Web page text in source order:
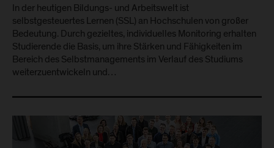
In der heutigen Bildungs- und Arbeitswelt ist
selbstgesteuertes Lernen (SSL) an Hochschulen von großer
Bedeutung. Durch gezieltes, individuelles Monitoring erhalten
Studierende die Basis, um ihre Stärken und Fähigkeiten im
Bereich des Selbstmanagements im Verlauf des Studiums
weiterzuentwickeln und…